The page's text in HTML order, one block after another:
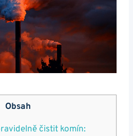
Obsah
čistit komín: